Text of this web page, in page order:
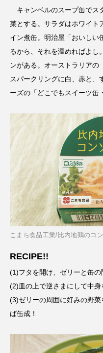
キャンベルのスープ缶でス
菜とする。サラダはホワイト
イン煮缶。明治屋「おいしい
るから、それを温めればよし
ンがある。オーストラリアの
スパークリングに白、赤と、
ーズの「どこでもスイーツ缶
こまち食品工業/比内地鶏の
RECIPE!!
(1)フタを開け、ゼリーと缶の
(2)皿の上で逆さまにして中身
(3)ゼリーの周囲に好みの野
ば缶成！